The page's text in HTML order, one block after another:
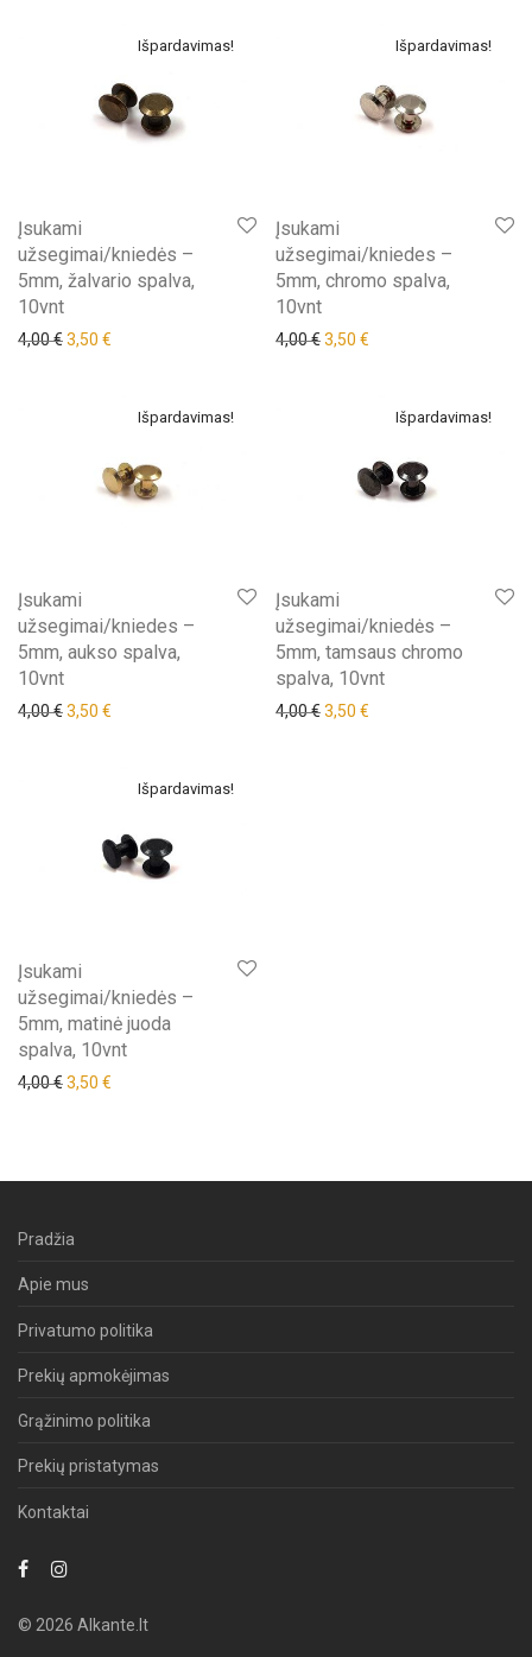
Išpardavimas!
Įsukami
užsegimai/kniedės –
5mm, žalvario spalva,
10vnt
4,00€Original price was: 4,00 €.
3,50 € Current price is: 3,50 €.
Išpardavimas!
Įsukami
užsegimai/kniedes –
5mm, chromo spalva,
10vnt
4,00€Original price was: 4,00 €.
3,50 €
Išpardavimas!
Įsukami
užsegimai/kniedes –
5mm, aukso spalva,
10vnt
4,00€Original price was: 4,00 €.
3,50 € Current price is: 3,50 €.
Išpardavimas!
Įsukami
užsegimai/kniedės –
5mm, tamsaus chromo
spalva, 10vnt
4,00€Original price was: 4,00 €.
3,50 €
Išpardavimas!
Įsukami
užsegimai/kniedės –
5mm, matinė juoda
spalva, 10vnt
4,00€Original price was: 4,00 €.
3,50 €
Pradžia
Apie mus
Privatumo politika
Prekių apmokėjimas
Grąžinimo politika
Prekių pristatymas
Kontaktai
© 2026 Alkante.lt